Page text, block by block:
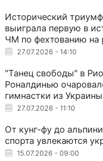
Исторический
выиграла первую в
ЧМ по фехтованию на
27.07.2026 - 14:10
"Танец свободы" в
Роналдинью
гимнастки из Украины
27.07.2026 - 11:10
От кунг-фу до
спорта увлекаются
15.07.2026 - 09:00